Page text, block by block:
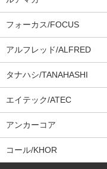
フォーカス/FOCUS
アルフレッド/ALFRED
タナハシ/TANAHASHI
エイテック/ATEC
アンカーコア
コール/KHOR